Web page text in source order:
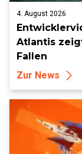
4. August 2026
Atlantis
Fallen
Zur News